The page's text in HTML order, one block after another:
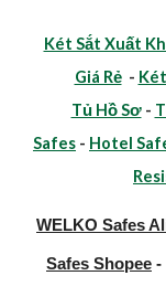
Két Sắt Xuất
Giá Rẻ-
Tủ Hồ Sơ-
Safes - Hotel
WELKO Safes
Safes Shopee -